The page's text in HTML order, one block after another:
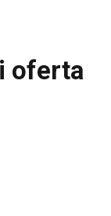
oferta